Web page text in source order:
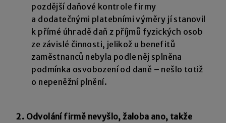
pozdější daňové kontrole firmy
a dodatečnými platebními výměry jí stanovil
k přímé úhradě daň z příjmů fyzických osob
ze závislé činnosti, jelikož u benefitů
zaměstnanců nebyla podle něj splněna
podmínka osvobození od daně – nešlo totiž
o nepeněžní plnění.
2. Odvolání firmě nevyšlo, žaloba ano, takže